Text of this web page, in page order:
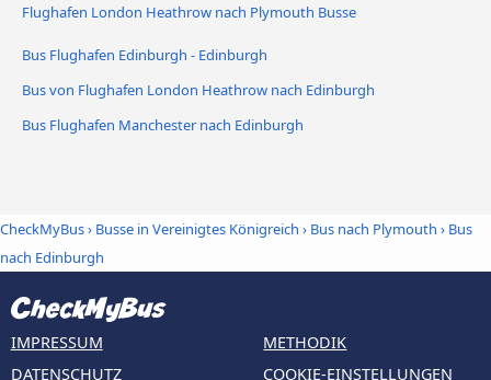
Flughafen London Heathrow nach Plymouth Busse
Bus Flughafen Edinburgh - Edinburgh
Bus von Flughafen London Heathrow nach Edinburgh
Bus Flughafen Manchester nach Edinburgh
CheckMyBus› Busse in Vereinigtes Königreich › Bus nach Plymouth › Bus
nach Edinburgh
IMPRESSUM
DATENSCHUTZ
METHODIK
COOKIE-EINSTELLUNGEN